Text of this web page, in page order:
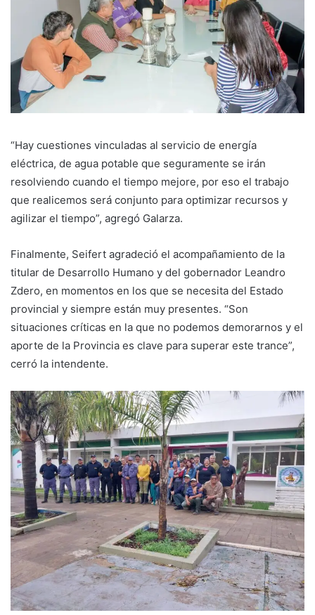
“Hay cuestiones vinculadas al servicio de energía
eléctrica, de agua potable que seguramente se irán
resolviendo cuando el tiempo mejore, por eso el trabajo
que realicemos será conjunto para optimizar recursos y
agilizar el tiempo”, agregó Galarza.
Finalmente, Seifert agradeció el acompañamiento de la
titular de Desarrollo Humano y del gobernador Leandro
Zdero, en momentos en los que se necesita del Estado
provincial y siempre están muy presentes. “Son
situaciones críticas en la que no podemos demorarnos y el
aporte de la Provincia es clave para superar este trance”,
cerró la intendente.